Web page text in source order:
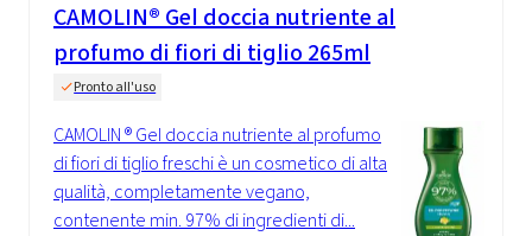
CAMOLIN® Gel doccia nutriente al
profumo di fiori di tiglio 265ml
Pronto all'uso
CAMOLIN ® Gel doccia nutriente al profumo
di fiori di tiglio freschi è un cosmetico di alta
qualità, completamente vegano,
contenente min. 97% di ingredienti di...